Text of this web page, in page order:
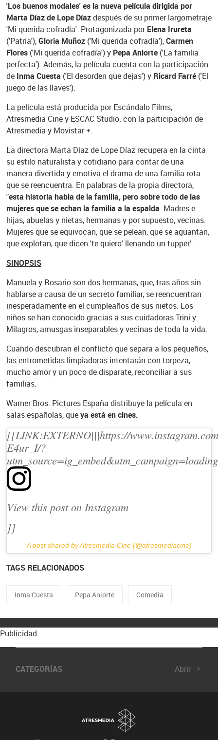
'Los buenos modales' es la nueva película dirigida por
Marta Díaz de Lope Díazdespués de su primer largometraje
'Mi querida cofradía'. Protagonizada porElena Irureta
('Patria'),Gloria Muñoz('Mi querida cofradía'),Carmen
Flores('Mi querida cofradía') y Pepa Aniorte('La familia
perfecta'). Además, la película cuenta con la participación
deInma Cuesta ('El desorden que dejas') yRicard Farré('El
juego de las llaves').
La película está producida por Escándalo Films,
Atresmedia Cine y ESCAC Studio; con la participación de
Atresmedia y Movistar +.
La directora Marta Díaz de Lope Díaz recupera en la cinta
su estilo naturalista y cotidiano para contar de una
manera divertida y emotiva el drama de una familia rota
que se reencuentra. En palabras de la propia directora,
"esta historia habla de la familia, pero sobre todo de las
mujeres que se echan la familia a la espalda. Madres e
hijas, abuelas y nietas, hermanas y por supuesto, vecinas.
Mujeres que se equivocan, que se pelean, que se aguantan,
que explotan, que dicen 'te quiero' llenando un tupper'.
SINOPSIS
Manuela y Rosario son dos hermanas, que, tras años sin
hablarse a causa de un secreto familiar, se reencuentran
inesperadamente en el cumpleaños de sus nietos. Los
niños se han conocido gracias a sus cuidadoras Trini y
Milagros, amusgas inseparables y vecinas de toda la vida.
Cuando descubran el conflicto que separa a los pequeños,
las entrometidas limpiadoras intentarán con torpeza,
mucho amor y un poco de disparate, reconciliar a sus
familias.
Warner Bros. Pictures España distribuye la película en
salas españolas, queya está en cines.
[[LINK:EXTERNO|||https://
E4ur_I/?
View this post on Instagram
]]
A post shared by Atresmedia Cine (@atresmediacine)
TAGS RELACIONADOS
Inma Cuesta Pepa Aniorte Comedia
Publicidad
CATEGORÍAS Abrir